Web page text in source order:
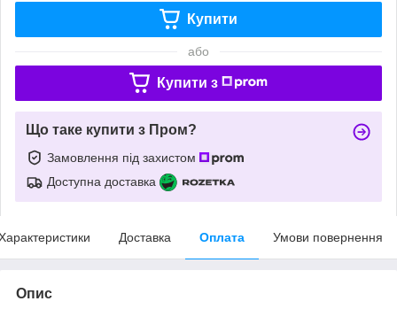
Купити
або
Купити з
Що таке купити з Пром?
Замовлення під захистом
Доступна доставка
Доставка Оплата Умови повернення
Опис